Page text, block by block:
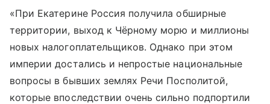
«При Екатерине Россия получила обширные
территории, выход к Чёрному морю и миллионы
новых налогоплательщиков. Однако при этом
империи достались и непростые национальные
вопросы в бывших землях Речи Посполитой,
которые впоследствии очень сильно подпортили